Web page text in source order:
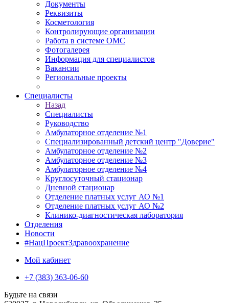
Документы
Реквизиты
Косметология
Контролирующие организации
Работа в системе ОМС
Фотогалерея
Информация для специалистов
Вакансии
Региональные проекты
Специалисты
Назад
Специалисты
Руководство
Амбулаторное отделение №1
Специализированный детский центр "Доверие"
Амбулаторное отделение №2
Амбулаторное отделение №3
Амбулаторное отделение №4
Круглосуточный стационар
Дневной стационар
Отделение платных услуг АО №1
Отделение платных услуг АО №2
Клинико-диагностическая лаборатория
Отделения
Новости
#НацПроектЗдравоохранение
Мой кабинет
+7 (383) 363-06-60
Будьте на связи